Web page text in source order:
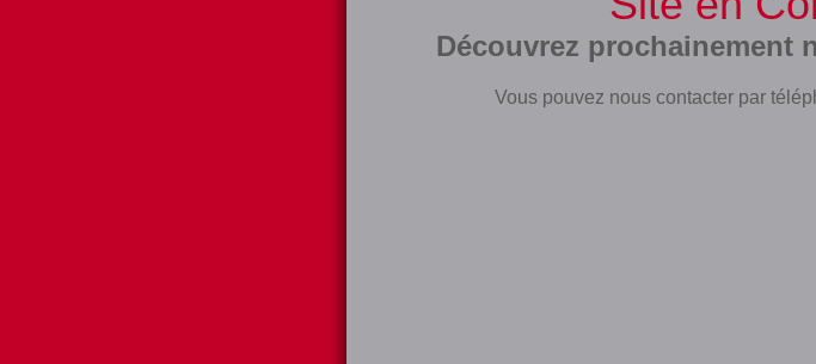
Découvrez prochainement
Vous pouvez nous contacter par